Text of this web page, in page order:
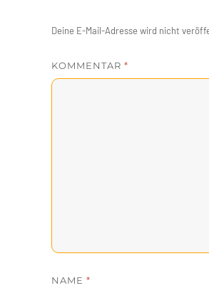
Deine E-Mail-Adresse wird nicht
KOMMENTAR *
NAME *